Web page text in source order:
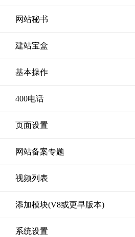
网站秘书
建站宝盒
基本操作
400电话
页面设置
网站备案专题
视频列表
添加模块(V8或更早版本)
系统设置